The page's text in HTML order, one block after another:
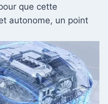
que cette
autonome, un point